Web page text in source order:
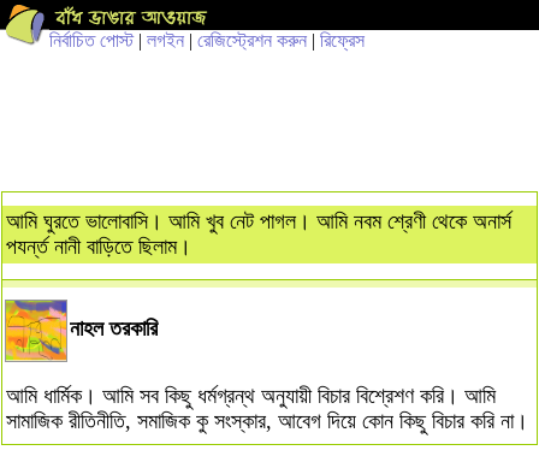
নির্বাচিত পোস্ট| লগইন | রেজিস্ট্রেশন করুন | রিফ্রেস
আমি ঘুরতে ভালোবাসি। আমি খুব নেট পাগল। আমি নবম শ্রেণী থেকে অনার্স
পযর্ন্ত নানী বাড়িতে ছিলাম।
নাহল তরকারি
আমি ধার্মিক। আমি সব কিছু ধর্মগ্রন্থ অনুযায়ী বিচার বিশ্রেশণ করি। আমি
সামাজিক রীতিনীতি, সমাজিক কু সংস্কার, আবেগ দিয়ে কোন কিছু বিচার করি না।